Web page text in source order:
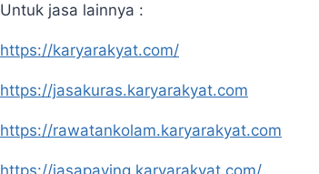
Untuk jasa lainnya :
https://karyarakyat.com/
https://jasakuras.karyarakyat.com
https://rawatankolam.karyarakyat.com